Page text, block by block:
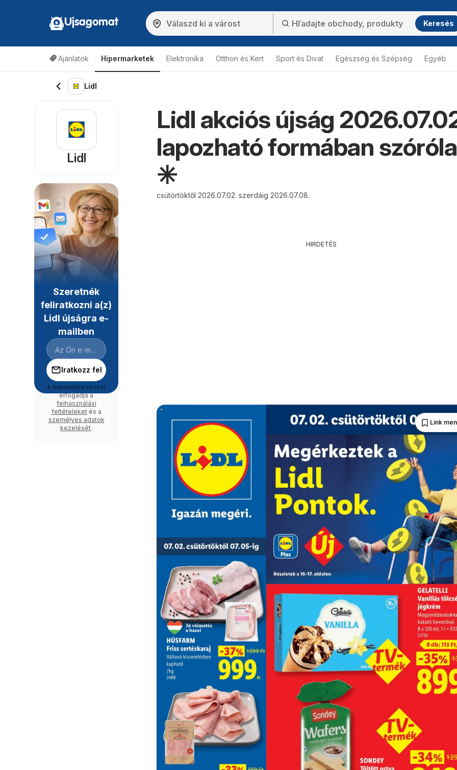
Ujsagomat Keresés
Ajánlatok Hipermarketek Elektronika Otthon és Kert Sport és Divat Egészség és Szépség Egyéb
Lidl
Lidl akciós újság
lapozható formában
✳️
csütörtöktől 2026.07.02. szerdáig 2026.07.08.
HIRDETÉS
Link
Lidl
Szeretnék
feliratkozni a(z)
Lidl újságra e-
mailben
Iratkozz fel
A bejelentkezéssel
elfogadja a
felhasználási
feltételeketés a
személyes adatok
kezelését.